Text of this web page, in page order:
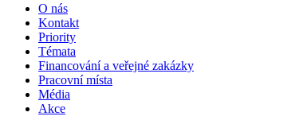
O nás
Kontakt
Priority
Témata
Financování a veřejné zakázky
Pracovní místa
Média
Akce